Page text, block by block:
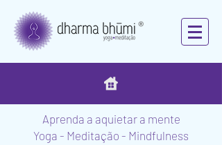
Aprenda a aquietar a mente
Yoga - Meditação - Mindfulness